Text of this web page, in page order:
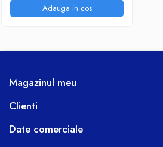
Adauga in cos
Magazinul meu
Clienti
Date comerciale